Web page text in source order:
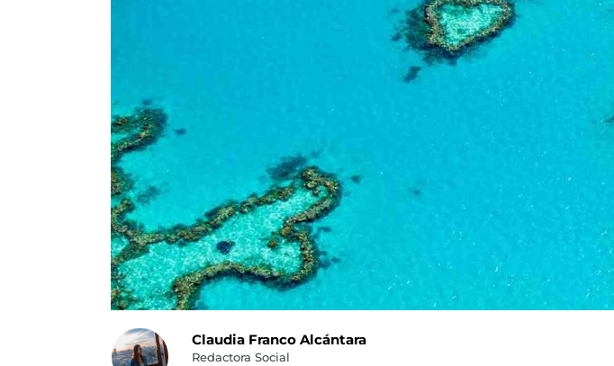
Claudia Franco Alcántara
Redactora Social